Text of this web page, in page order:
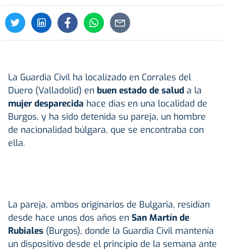
La Guardia Civil ha localizado en Corrales del
Duero (Valladolid) en buen estado de salud a la
mujer desparecida hace días en una localidad de
Burgos, y ha sido detenida su pareja, un hombre
de nacionalidad búlgara, que se encontraba con
ella.
La pareja, ambos originarios de Bulgaria, residían
desde hace unos dos años en San Martín de
Rubiales (Burgos), donde la Guardia Civil mantenía
un dispositivo desde el principio de la semana ante